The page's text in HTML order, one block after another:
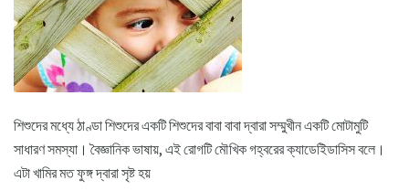
শিশুদের মধ্যে ঠাণ্ডা শিশুদের একটি শিশুদের বাবা বাবা দ্বারা সম্মুখীন একটি মোটামুটি
সাধারণ সমস্যা। বৈজ্ঞানিক ভাষায়, এই রোগটি মৌখিক গহ্বরের ক্যাডেইিডাসিস বলে।
এটা খামির মত ফুঙ্গ দ্বারা সৃষ্ট হয়